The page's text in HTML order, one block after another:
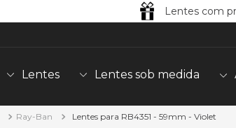
Lentes com
Lentes Lentes sob medida
Ray-Ban Lentes para RB4351 - 59mm - Violet